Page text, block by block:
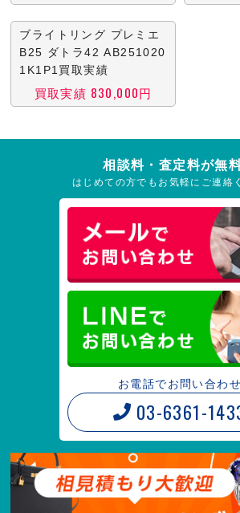
ブライトリング プレミエ
B25 ダトラ42 AB251020
1K1P1買取実績
買取実績 830,000円
相談料・査定料が無料
はじめての方でもお気軽にご連絡
お電話でお問い合わせ
03-6361-